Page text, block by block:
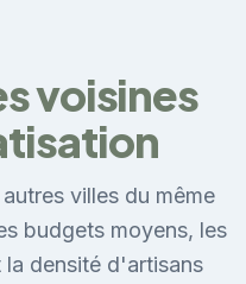
voisines
villes du même
budgets moyens, les
densité d'artisans